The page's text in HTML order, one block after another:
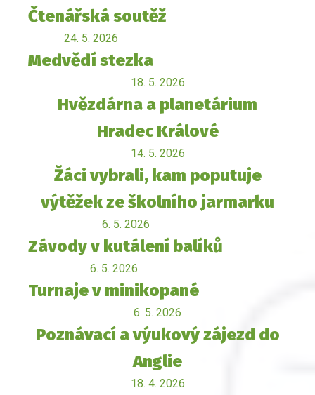
Čtenářská soutěž
24. 5. 2026
Medvědí stezka
18. 5. 2026
Hvězdárna a planetárium
Hradec Králové
14. 5. 2026
Žáci vybrali, kam poputuje
výtěžek ze školního jarmarku
6. 5. 2026
Závody v kutálení balíků
6. 5. 2026
Turnaje v minikopané
6. 5. 2026
Poznávací a výukový zájezd do
Anglie
18. 4. 2026